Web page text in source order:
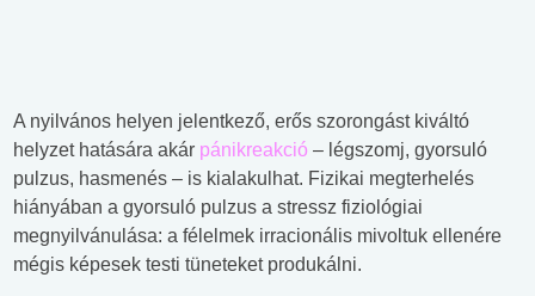
A nyilvános helyen jelentkező, erős szorongást kiváltó
helyzet hatására akár pánikreakció – légszomj, gyorsuló
pulzus, hasmenés – is kialakulhat. Fizikai megterhelés
hiányában a gyorsuló pulzus a stressz fiziológiai
megnyilvánulása: a félelmek irracionális mivoltuk ellenére
mégis képesek testi tüneteket produkálni.